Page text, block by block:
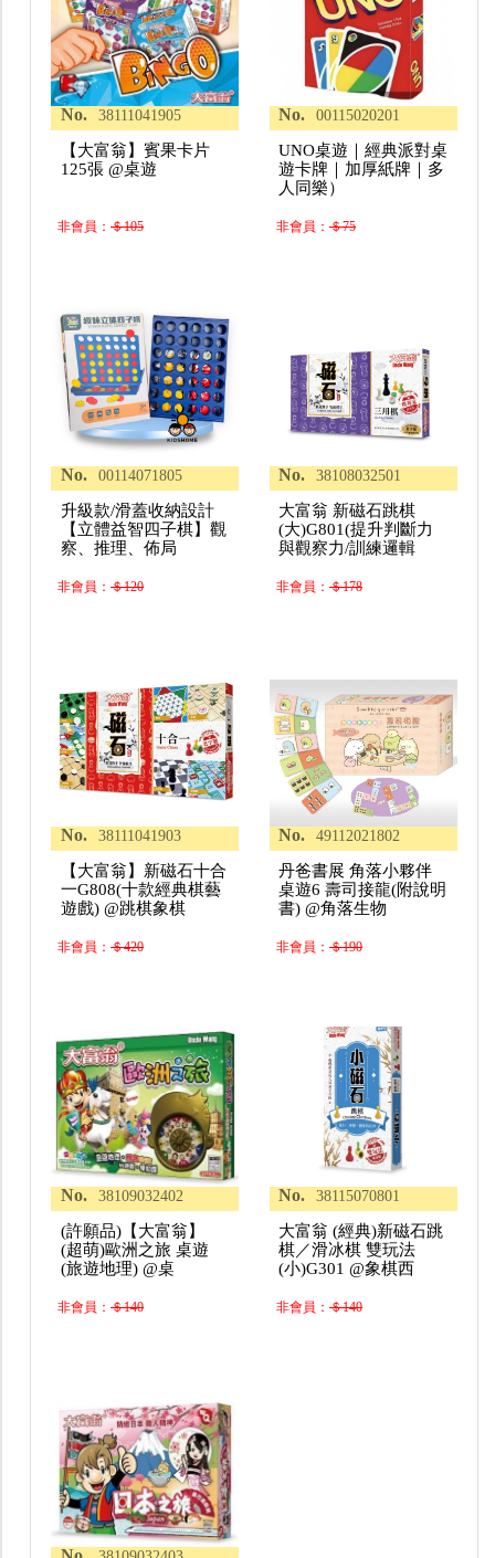
No. 38111041905
【大富翁】賓果卡片
125張 @桌遊
非會員：＄105
No. 00115020201
UNO桌遊｜經典派對桌
遊卡牌｜加厚紙牌｜多
人同樂）
非會員：＄75
No. 00114071805
升級款/滑蓋收納設計
【立體益智四子棋】觀
察、推理、佈局
非會員：＄120
No. 38108032501
大富翁 新磁石跳棋
(大)G801(提升判斷力
與觀察力/訓練邏輯
非會員：＄178
No. 38111041903
【大富翁】新磁石十合
一G808(十款經典棋藝
遊戲) @跳棋象棋
非會員：＄420
No. 49112021802
丹爸書展 角落小夥伴
桌遊6 壽司接龍(附說明
書) @角落生物
非會員：＄190
No. 38109032402
(許願品)【大富翁】
(超萌)歐洲之旅 桌遊
(旅遊地理) @桌
非會員：＄140
No. 38115070801
大富翁 (經典)新磁石跳
棋／滑冰棋 雙玩法
(小)G301 @象棋西
非會員：＄140